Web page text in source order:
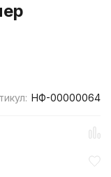
НФ-00000064